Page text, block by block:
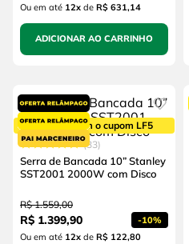
Ou em até 12xde R$ 631,14
ADICIONAR AO CARRINHO
5% OFF com o cupom LF5
33
Serra de Bancada 10” Stanley
SST2001 2000W com Disco
R$ 1.559,00
R$ 1.399,90 -10%
Ou em até 12xde R$ 122,80